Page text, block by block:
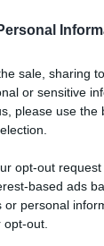
sale, sharing
or sensitive
please use the
opt-out
based ads
or personal
out.